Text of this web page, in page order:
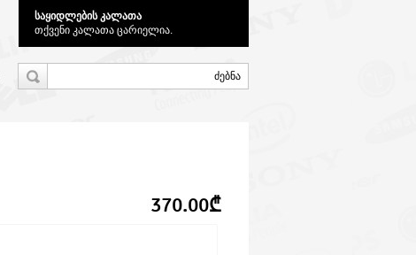
საყიდლების კალათა
თქვენი კალათა ცარიელია.
370.00₾